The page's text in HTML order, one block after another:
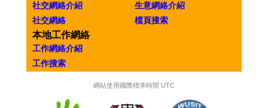
社交網絡介紹
社交網絡
生意網絡介紹
檔頁搜索
本地工作網絡
工作網絡介紹
工作搜索
網站使用國際標準時間 UTC